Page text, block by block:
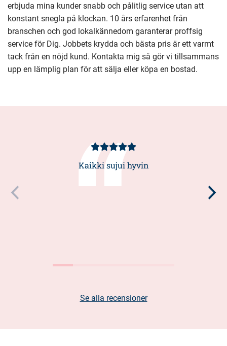
erbjuda mina kunder snabb och pålitlig service utan att
konstant snegla på klockan. 10 års erfarenhet från
branschen och god lokalkännedom garanterar proffsig
service för Dig. Jobbets krydda och bästa pris är ett varmt
tack från en nöjd kund. Kontakta mig så gör vi tillsammans
upp en lämplig plan för att sälja eller köpa en bostad.
Kundbetyg
5/5
Kaikki sujui hyvin
Se alla recensioner